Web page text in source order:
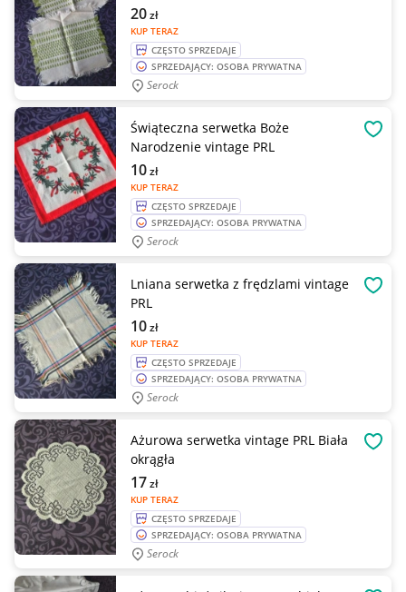
KUP TERAZ
20zł
CZĘSTO SPRZEDAJE
SPRZEDAJĄCY: OSOBA PRYWATNA
Serock
Świąteczna serwetka Boże
Narodzenie vintage PRL
KUP TERAZ
10zł
CZĘSTO SPRZEDAJE
SPRZEDAJĄCY: OSOBA PRYWATNA
Serock
Lniana serwetka z frędzlami vintage
PRL
KUP TERAZ
10zł
CZĘSTO SPRZEDAJE
SPRZEDAJĄCY: OSOBA PRYWATNA
Serock
Ażurowa serwetka vintage PRL Biała
okrągła
KUP TERAZ
17zł
CZĘSTO SPRZEDAJE
SPRZEDAJĄCY: OSOBA PRYWATNA
Serock